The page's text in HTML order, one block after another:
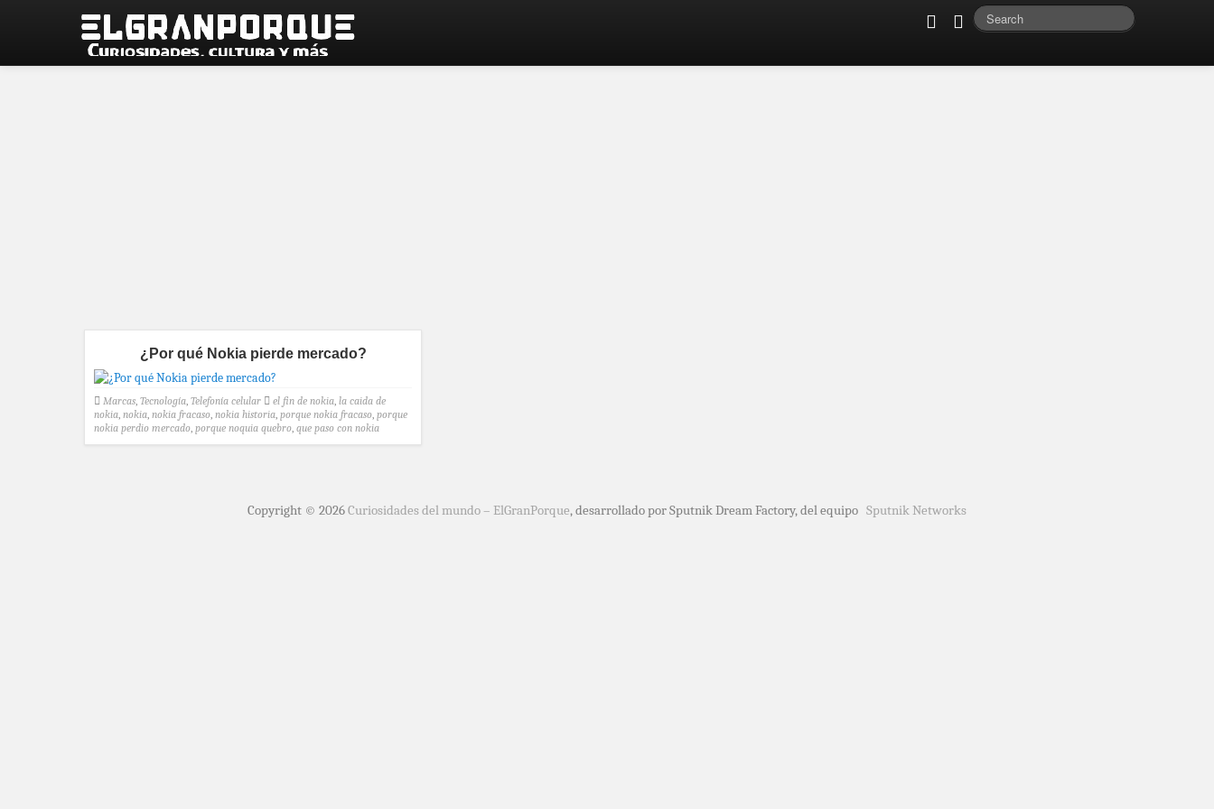
¿Por qué Nokia pierde mercado?
Marcas, Tecnología, Telefonía celular el fin de nokia, la caida de
nokia, nokia, nokia fracaso, nokia historia, porque nokia fracaso, porque
nokia perdio mercado, porque noquia quebro, que paso con nokia
Copyright © 2026Curiosidades del mundo – ElGranPorque, desarrollado por Sputnik Dream Factory, del equipo Sputnik Networks